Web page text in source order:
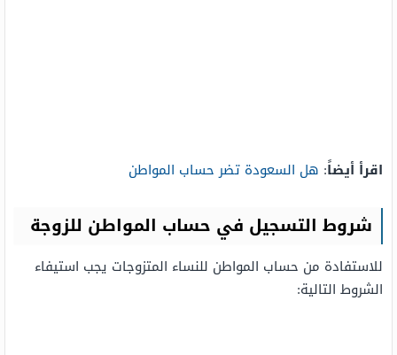
اقرأ أيضاً: هل السعودة تضر حساب المواطن
شروط التسجيل في حساب المواطن للزوجة
للاستفادة من حساب المواطن للنساء المتزوجات يجب استيفاء
الشروط التالية: